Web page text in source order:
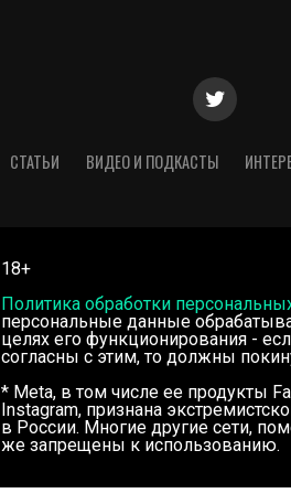
СТАТЬИ ВИДЕО И ПОДКАСТЫ
18+
Политика обработки
персональные данные
целях его функционирования -
согласны с этим, то должны
* Meta, в том числе ее продукты
Instagram, признана
в России. Многие другие сети,
же запрещены к использованию.